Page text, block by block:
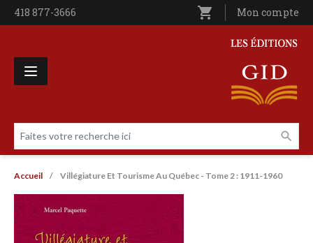
Aller au contenu principal
Téléphone
418 877-3666 shopping_cart Utilisateur
Mon compte
Les Éditions GID
Faites votre recherche ici
Livres par page
Fil d'Ariane
Accueil Villégiature Et Tourisme Au Québec - Tome 2 : 1911-1960